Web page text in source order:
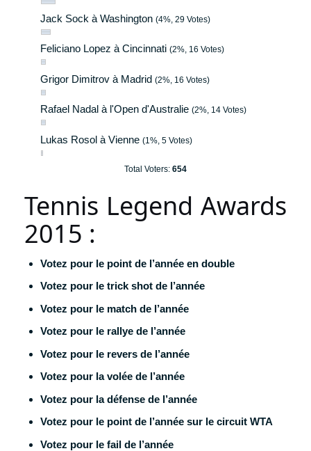
Jack Sock à Washington (4%, 29 Votes)
Feliciano Lopez à Cincinnati (2%, 16 Votes)
Grigor Dimitrov à Madrid (2%, 16 Votes)
Rafael Nadal à l'Open d'Australie (2%, 14 Votes)
Lukas Rosol à Vienne (1%, 5 Votes)
Total Voters: 654
Tennis Legend Awards
2015 :
Votez pour le point de l’année en double
Votez pour le trick shot de l’année
Votez pour le match de l’année
Votez pour le rallye de l’année
Votez pour le revers de l’année
Votez pour la volée de l’année
Votez pour la défense de l’année
Votez pour le point de l’année sur le circuit WTA
Votez pour le fail de l’année